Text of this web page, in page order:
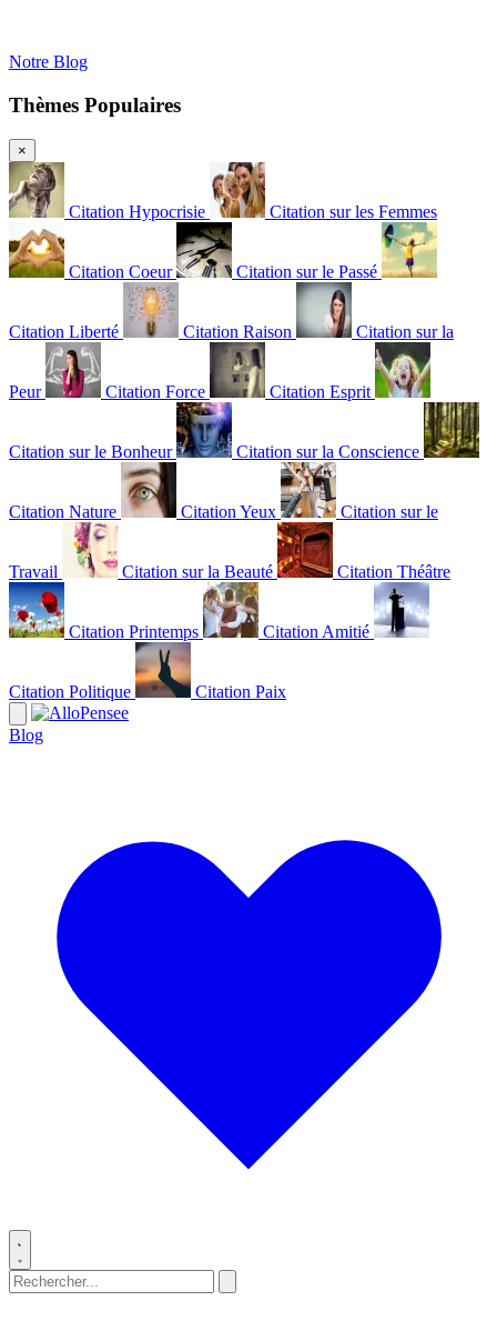
Notre Blog
Thèmes Populaires
×
Citation Hypocrisie Citation sur les Femmes
Citation Coeur Citation sur le Passé
Citation Liberté Citation Raison Citation sur la
Peur Citation Force Citation Esprit
Citation sur le Bonheur Citation sur la Conscience
Citation Nature Citation Yeux Citation sur le
Travail Citation sur la Beauté Citation Théâtre
Citation Printemps Citation Amitié
Citation Politique Citation Paix
Blog